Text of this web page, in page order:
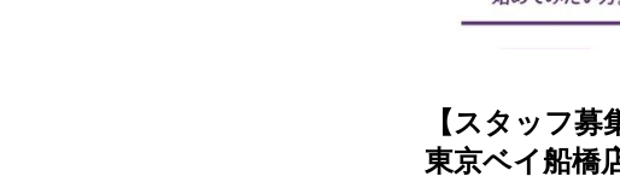
【スタッフ
東京ベイ船橋